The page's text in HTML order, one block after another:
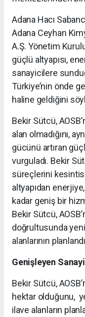
Adana Hacı
Adana Ceyhan
A.Ş. Yönetim
güçlü altyapısı,
sanayicilere
Türkiye’nin önde
haline geldiğini
Bekir Sütcü,
alan olmadığını,
gücünü artıran
vurguladı. Bekir
süreçlerini
altyapıdan
kadar geniş bir
Bekir Sütcü,
doğrultusunda yeni
alanlarının
Genişleyen Sanayi
Bekir Sütcü,
hektar olduğunu,
ilave alanların